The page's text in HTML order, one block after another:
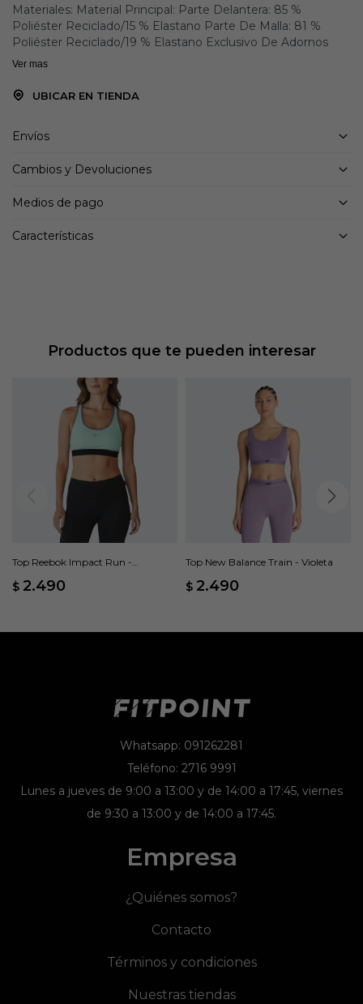
Materiales: Material Principal: Parte Delantera: 85 %
Poliéster Reciclado/15 % Elastano Parte De Malla: 81 %
Poliéster Reciclado/19 % Elastano Exclusivo De Adornos
Ver mas
UBICAR EN TIENDA
Envíos
Cambios y Devoluciones
Medios de pago
Características
Productos que te pueden interesar
Top Reebok Impact Run -
$ 2.490
Top New Balance Train - Violeta
$ 2.490
Whatsapp: 091262281
Teléfono: 2716 9991
Lunes a jueves de 9:00 a 13:00 y de 14:00 a 17:45, viernes
de 9:30 a 13:00 y de 14:00 a 17:45.
Empresa
¿Quiénes somos?
Contacto
Términos y condiciones
Nuestras tiendas